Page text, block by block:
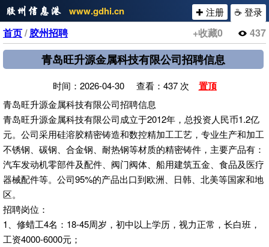
www.gdhi.cn ☕ 登录
✚ 注册
+收藏0 437
首页/胶州招聘
青岛旺升源金属科技有限公司招聘信息
时间：2026-04-30 查看：437 次 置顶
青岛旺升源金属科技有限公司招聘信息
青岛旺升源金属科技有限公司成立于2012年，总投资人民币1.2亿
元。公司采用硅溶胶精密铸造和数控精加工工艺，专业生产和加工
不锈钢、碳钢、合金钢、耐热钢等材质的精密铸件，主要产品有：
汽车发动机零部件及配件、阀门阀体、船用建筑五金、食品及医疗
器械配件等。公司95%的产品出口到欧洲、日韩、北美等国家和地
区。
招聘岗位：
1、修蜡工4名：18-45周岁，初中以上学历，视力正常，长白班，
工资4000-6000元；